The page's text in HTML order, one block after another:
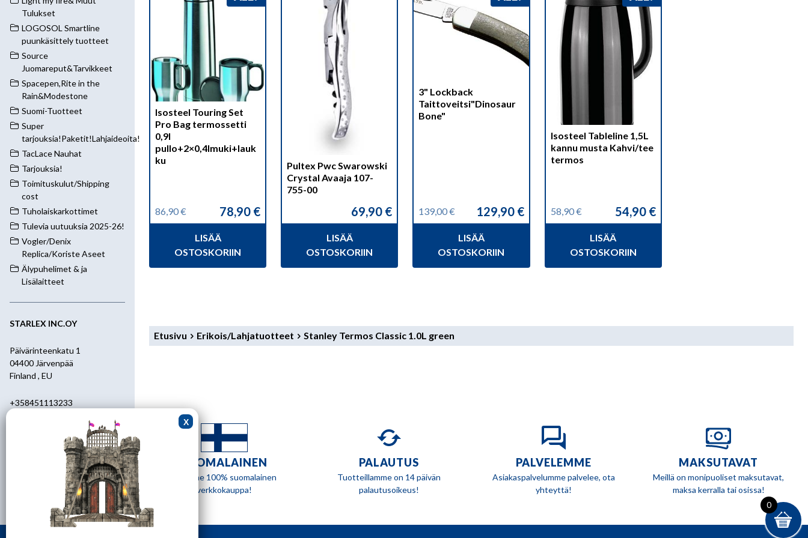
Tulukset
LOGOSOL Smartline
puunkäsittely tuotteet
Source
Juomareput&Tarvikkeet
Spacepen,Rite in the
Rain&Modestone
Suomi-Tuotteet
Super
tarjouksia!Paketit!Lahjaideoita!
TacLace Nauhat
Tarjouksia!
Toimituskulut/Shipping
cost
Tuholaiskarkottimet
Tulevia uutuuksia 2025-26!
Vogler/Denix
Replica/Koriste Aseet
Älypuhelimet & ja
Lisälaitteet
STARLEX INC.OY
Päivärinteenkatu 1
04400 Järvenpää
Finland , EU
+358451113233
starlex@kolumbus.fi
Asiakaspalvelu
ark.klo 08.30-17.00
Isosteel Touring Set
Pro Bag termossetti
0,9l
pullo+2×0,4lmuki+lauk
ku
86,90€
Alkuperäinen
86,90 €.
78,90 €
Nykyinen
78,90 €.
LISÄÄ
OSTOSKORIIN
Pultex Pwc Swarowski
Crystal Avaaja 107-
755-00
69,90 €
LISÄÄ
OSTOSKORIIN
3" Lockback
Taittoveitsi"Dinosaur
Bone"
139,00€
Alkuperäinen
139,00 €.
129,90 €
Nykyinen
129,90 €.
LISÄÄ
OSTOSKORIIN
Isosteel Tableline 1,5L
kannu musta Kahvi/tee
termos
58,90€
Alkuperäinen
58,90 €.
54,90 €
Nykyinen
54,90 €.
LISÄÄ
OSTOSKORIIN
Etusivu Erikois/Lahjatuotteet Stanley Termos Classic 1.0L green
SUOMALAINEN
Olemme 100% suomalainen
verkkokauppa!
PALAUTUS
Tuotteillamme on 14 päivän
palautusoikeus!
PALVELEMME
Asiakaspalvelumme palvelee, ota
yhteyttä!
MAKSUTAVAT
Meillä on monipuoliset maksutavat,
maksa kerralla tai osissa!
0